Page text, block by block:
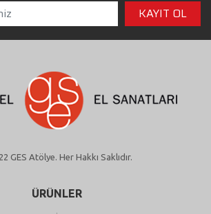
GES Atölye. Her Hakkı Saklıdır.
ÜRÜNLER